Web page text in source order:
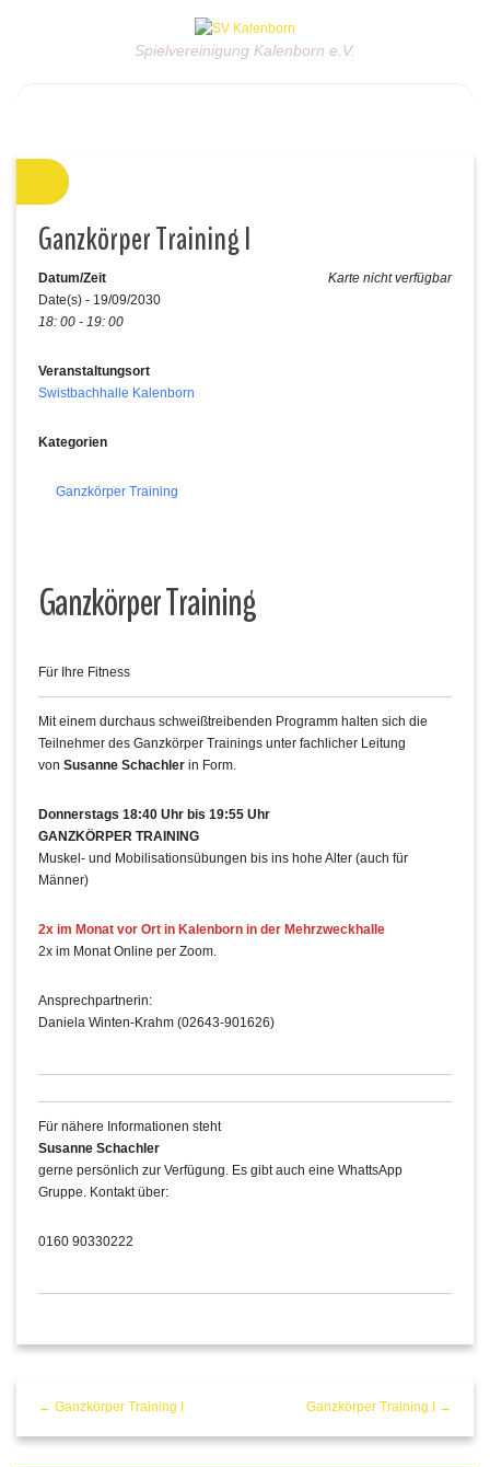
Spielvereinigung Kalenborn e.V.
Ganzkörper Training I
Karte nicht verfügbar
Datum/Zeit
Date(s) - 19/09/2030
18: 00 - 19: 00
Veranstaltungsort
Swistbachhalle Kalenborn
Kategorien
Ganzkörper Training
Ganzkörper Training
Für Ihre Fitness
Mit einem durchaus schweißtreibenden Programm halten sich die
Teilnehmer des Ganzkörper Trainings unter fachlicher Leitung
von Susanne Schachler in Form.
Donnerstags 18:40 Uhr bis 19:55 Uhr
GANZKÖRPER TRAINING
Muskel- und Mobilisationsübungen bis ins hohe Alter (auch für
Männer)
2x im Monat vor Ort in Kalenborn in der Mehrzweckhalle
2x im Monat Online per Zoom.
Ansprechpartnerin:
Daniela Winten-Krahm (02643-901626)
Für nähere Informationen steht
Susanne Schachler
gerne persönlich zur Verfügung. Es gibt auch eine WhattsApp
Gruppe. Kontakt über:
0160 90330222
← Ganzkörper Training I Ganzkörper Training I →